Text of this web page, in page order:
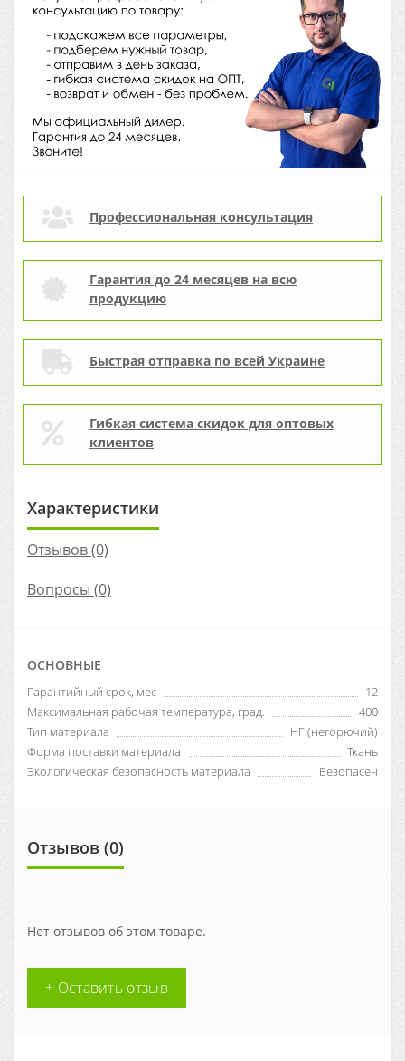
Профессиональная консультация
Гарантия до 24 месяцев на всю
продукцию
Быстрая отправка по всей Украине
Гибкая система скидок для оптовых
клиентов
Характеристики
Отзывов (0)
Вопросы (0)
ОСНОВНЫЕ
Гарантийный срок, мес
12
Максимальная рабочая температура, град.
400
Тип материала
НГ (негорючий)
Форма поставки материала
Ткань
Экологическая безопасность материала
Безопасен
Отзывов (0)
Нет отзывов об этом товаре.
+ Оставить отзыв